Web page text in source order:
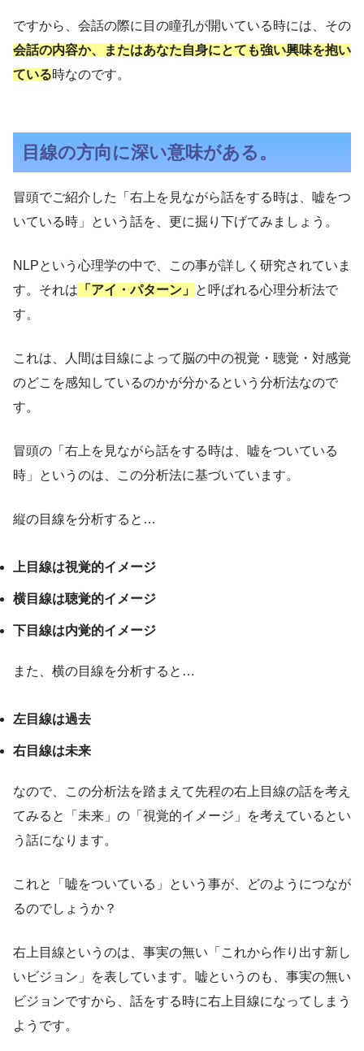
ですから、会話の際に目の瞳孔が開いている時には、その
会話の内容か、またはあなた自身にとても強い興味を抱い
ている時なのです。
目線の方向に深い意味がある。
冒頭でご紹介した「右上を見ながら話をする時は、嘘をつ
いている時」という話を、更に掘り下げてみましょう。
NLPという心理学の中で、この事が詳しく研究されていま
す。それは 「アイ・パターン」 と呼ばれる心理分析法で
す。
これは、人間は目線によって脳の中の視覚・聴覚・対感覚
のどこを感知しているのかが分かるという分析法なので
す。
冒頭の「右上を見ながら話をする時は、嘘をついている
時」というのは、この分析法に基づいています。
縦の目線を分析すると…
上目線は視覚的イメージ
横目線は聴覚的イメージ
下目線は内覚的イメージ
また、横の目線を分析すると…
左目線は過去
右目線は未来
なので、この分析法を踏まえて先程の右上目線の話を考え
てみると「未来」の「視覚的イメージ」を考えているとい
う話になります。
これと「嘘をついている」という事が、どのようにつなが
るのでしょうか？
右上目線というのは、事実の無い「これから作り出す新し
いビジョン」を表しています。嘘というのも、事実の無い
ビジョンですから、話をする時に右上目線になってしまう
ようです。